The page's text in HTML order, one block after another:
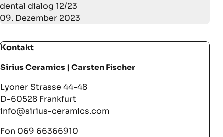
dental dialog 12/23
09. Dezember 2023
Kontakt
Sirius Ceramics | Carsten Fischer
Lyoner Strasse 44-48
D-60528 Frankfurt
info@sirius-ceramics.com
Fon 069 66366910